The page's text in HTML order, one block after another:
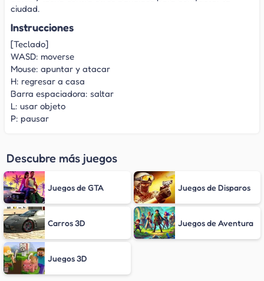
ciudad.
Instrucciones
[Teclado]
WASD: moverse
Mouse: apuntar y atacar
H: regresar a casa
Barra espaciadora: saltar
L: usar objeto
P: pausar
Descubre más juegos
Juegos de GTA Juegos de Disparos
Carros 3D Juegos de Aventura
Juegos 3D